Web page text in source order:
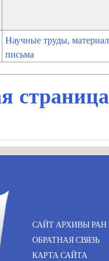
Научные труды,
письма
САЙТ АРХИВЫ РАН
ОБРАТНАЯ СВЯЗЬ
КАРТА САЙТА